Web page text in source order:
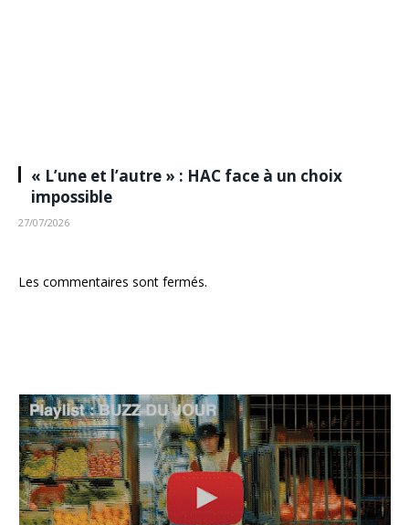
« L’une et l’autre » : HAC face à un choix
impossible
27/07/2026
Les commentaires sont fermés.